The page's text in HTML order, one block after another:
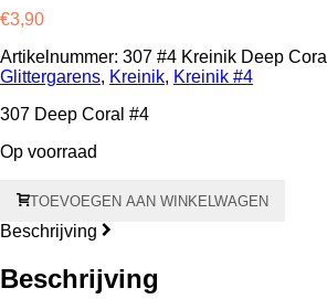
€3,90
Artikelnummer: 307 #4 Kreinik Deep Coral
Glittergarens, Kreinik, Kreinik #4
307 Deep Coral #4
Op voorraad
Kreinik
Coral
aantal
TOEVOEGEN AAN WINKELWAGEN
Beschrijving
Beschrijving